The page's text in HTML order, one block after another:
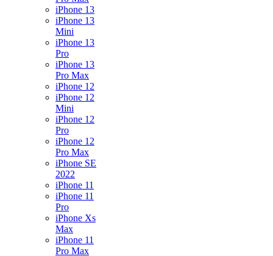
iPhone 13
iPhone 13
Mini
iPhone 13
Pro
iPhone 13
Pro Max
iPhone 12
iPhone 12
Mini
iPhone 12
Pro
iPhone 12
Pro Max
iPhone SE
2022
iPhone 11
iPhone 11
Pro
iPhone Xs
Max
iPhone 11
Pro Max